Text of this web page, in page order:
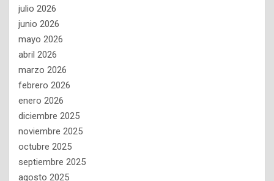
julio 2026
junio 2026
mayo 2026
abril 2026
marzo 2026
febrero 2026
enero 2026
diciembre 2025
noviembre 2025
octubre 2025
septiembre 2025
agosto 2025